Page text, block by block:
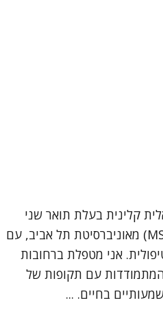
קלינית בעלת תואר שני
קליני בעבודה סוציאלית (MSW) מאוניברסיטת תל אביב, עם
אני מטפלת ברחובות
המתמודדות עם תקופות של
בחיים. ...